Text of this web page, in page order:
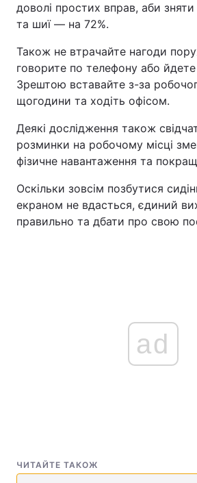
доволі простих вправ, аби зняти
та шиї — на 72%.
Також не втрачайте нагоди
говорите по телефону або йдете
Зрештою вставайте з-за
щогодини та ходіть офісом.
Деякі дослідження також
розминки на робочому місці
фізичне навантаження та
Оскільки зовсім позбутися
екраном не вдасться, єдиний
правильно та дбати про свою
ad
ЧИТАЙТЕ ТАКОЖ